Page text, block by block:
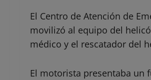
El Centro de Atención de
movilizó al equipo del
médico y el rescatador del
El motorista presentaba un